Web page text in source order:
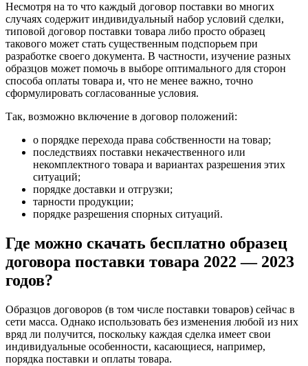
Несмотря на то что каждый договор поставки во многих
случаях содержит индивидуальный набор условий сделки,
типовой договор поставки товара либо просто образец
такового может стать существенным подспорьем при
разработке своего документа. В частности, изучение разных
образцов может помочь в выборе оптимального для сторон
способа оплаты товара и, что не менее важно, точно
сформулировать согласованные условия.
Так, возможно включение в договор положений:
о порядке перехода права собственности на товар;
последствиях поставки некачественного или
некомплектного товара и вариантах разрешения этих
ситуаций;
порядке доставки и отгрузки;
тарности продукции;
порядке разрешения спорных ситуаций.
Где можно скачать бесплатно образец
договора поставки товара 2022 — 2023
годов?
Образцов договоров (в том числе поставки товаров) сейчас в
сети масса. Однако использовать без изменения любой из них
вряд ли получится, поскольку каждая сделка имеет свои
индивидуальные особенности, касающиеся, например,
порядка поставки и оплаты товара.